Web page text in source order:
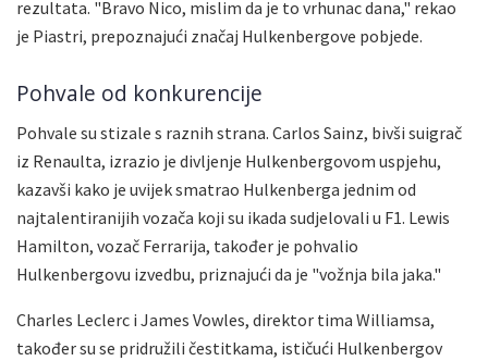
rezultata. "Bravo Nico, mislim da je to vrhunac dana," rekao
je Piastri, prepoznajući značaj Hulkenbergove pobjede.
Pohvale od konkurencije
Pohvale su stizale s raznih strana. Carlos Sainz, bivši suigrač
iz Renaulta, izrazio je divljenje Hulkenbergovom uspjehu,
kazavši kako je uvijek smatrao Hulkenberga jednim od
najtalentiranijih vozača koji su ikada sudjelovali u F1. Lewis
Hamilton, vozač Ferrarija, također je pohvalio
Hulkenbergovu izvedbu, priznajući da je "vožnja bila jaka."
Charles Leclerc i James Vowles, direktor tima Williamsa,
također su se pridružili čestitkama, ističući Hulkenbergov